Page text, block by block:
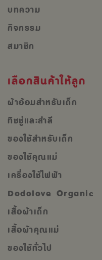
บทความ
กิจกรรม
สมาชิก
เลือกสินค้าให้ลูก
ผ้าอ้อมสำหรับเด็ก
ทิชชู่และสำลี
ของใช้สำหรับเด็ก
ของใช้คุณแม่
เครื่องใช้ไฟฟ้า
Dodolove Organic
เสื้อผ้าเด็ก
เสื้อผ้าคุณแม่
ของใช้ทั่วไป